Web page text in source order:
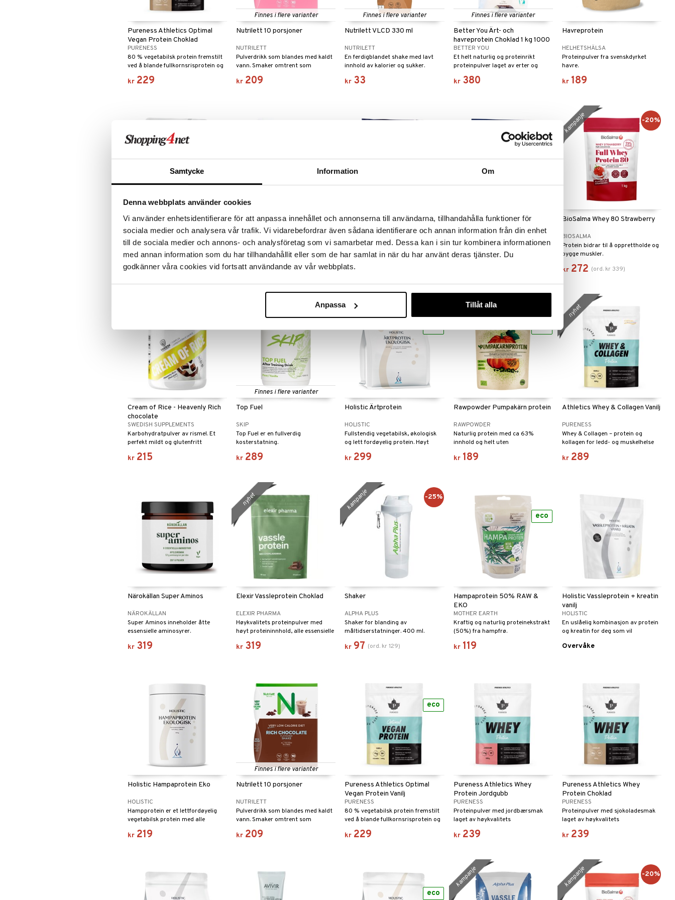
Samtycke Information Om
Denna webbplats använder cookies
Vi använder enhetsidentifierare för att anpassa innehållet och annonserna till användarna, tillhandahålla funktioner för
sociala medier och analysera vår trafik. Vi vidarebefordrar även sådana identifierare och annan information från din enhet
till de sociala medier och annons- och analysföretag som vi samarbetar med. Dessa kan i sin tur kombinera informationen
med annan information som du har tillhandahållit eller som de har samlat in när du har använt deras tjänster. Du
godkänner våra cookies vid fortsatt användande av vår webbplats.
Anpassa Tillåt alla
Pureness Athletics Optimal
Vegan Protein Choklad
PURENESS
80 % vegetabilsk protein fremstilt
ved å blande fullkornsrisprotein og
erteprotein.
kr 229
Finnes i flere varianter
Nutrilett 10 porsjoner
NUTRILETT
Pulverdrikk som blandes med kaldt
vann. Smaker omtrent som
milkshake, men er selvfølgelig
utrolig mye sunnere.
kr 209
Finnes i flere varianter
Nutrilett VLCD 330 ml
NUTRILETT
En ferdigblandet shake med lavt
innhold av kalorier og sukker.
kr 33
Finnes i flere varianter
Better You Ärt- och
havreprotein Choklad 1 kg 1000
gram
BETTER YOU
Et helt naturlig og proteinrikt
proteinpulver laget av erter og
havre. Perfekt som mellommåltid, i
frokostsmoothien din eller som en
kr 380
Havreprotein
HELHETSHÄLSA
Proteinpulver fra svenskdyrket
havre.
kr 189
Holistic Vassleprotein
Ultrafiltrert valleprotein
konsentrat, nøye utvalgt fra
nordiske gårder
Overvåke
Upgrit Vassleprotein + Kreatin
Vanilj
Kreatin og myseprotein som
forbedrer både treningsresultater
og restitusjon.
kr 589
Better You Ärt- och
havreprotein Choklad 1 kg 1000
Et helt naturlig og proteinrikt
proteinpulver laget av erter og
havre. Perfekt som mellommåltid, i
frokostsmoothien din eller som en
kr 380
Better You Ärt- och
havreprotein Choklad 1 kg 1000
Et helt naturlig og proteinrikt
proteinpulver laget av erter og
BioSalma Whey 80 Strawberry
BIOSALMA
Protein bidrar til å opprettholde og
bygge muskler.
kr 272 (ord. kr 339)
kampanje -20%
Cream of Rice - Heavenly Rich
chocolate
SWEDISH SUPPLEMENTS
Karbohydratpulver av rismel. Et
perfekt mildt og glutenfritt
karbohydrattilskudd.
kr 215
Finnes i flere varianter
Top Fuel
SKIP
Top Fuel er en fullverdig
kosterstatning.
kr 289
Holistic Ärtprotein
HOLISTIC
Fullstendig vegetabilsk, økologisk
og lett fordøyelig protein. Høyt
proteininnhold (minst 80%).
kr 299
eco
Rawpowder Pumpakärn protein
RAWPOWDER
Naturlig protein med ca 63%
innhold og helt uten
tilsetningsstoffer.
kr 189
eco
Athletics Whey & Collagen Vanilj
PURENESS
Whey & Collagen – protein og
kollagen for ledd- og muskelhelse
kr 289
nyhet
Närokällan Super Aminos
NÄROKÄLLAN
Super Aminos inneholder åtte
essensielle aminosyrer.
kr 319
Elexir Vassleprotein Choklad
ELEXIR PHARMA
Høykvalitets proteinpulver med
høyt proteininnhold, alle essensielle
samt ikke-essensielle aminosyrer i
riktig balanse.
kr 319
nyhet
Shaker
ALPHA PLUS
Shaker for blanding av
måltidserstatninger. 400 ml.
kr 97 (ord. kr 129)
kampanje -25%
Hampaprotein 50% RAW &
EKO
MOTHER EARTH
Kraftig og naturlig proteinekstrakt
(50%) fra hampfrø.
kr 119
eco
Holistic Vassleprotein + kreatin
vanilj
HOLISTIC
En uslåelig kombinasjon av protein
og kreatin for deg som vil
Overvåke
Holistic Hampaprotein Eko
HOLISTIC
Hampprotein er et lettfordøyelig
vegetabilsk protein med alle
essensielle aminosyrer.
kr 219
Finnes i flere varianter
Nutrilett 10 porsjoner
NUTRILETT
Pulverdrikk som blandes med kaldt
vann. Smaker omtrent som
milkshake, men er selvfølgelig
utrolig mye sunnere.
kr 209
Pureness Athletics Optimal
Vegan Protein Vanilj
PURENESS
80 % vegetabilsk protein fremstilt
ved å blande fullkornsrisprotein og
erteprotein.
kr 229
eco
Pureness Athletics Whey
Protein Jordgubb
PURENESS
Proteinpulver med jordbærsmak
laget av høykvalitets
myseproteinkonsentrat.
kr 239
Pureness Athletics Whey
Protein Choklad
PURENESS
Proteinpulver med sjokoladesmak
laget av høykvalitets
myseproteinkonsentrat.
kr 239
eco
kampanje kampanje -20%